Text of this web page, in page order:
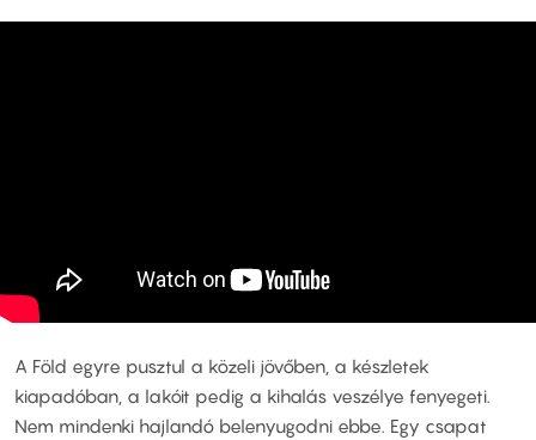
A Föld egyre pusztul a közeli jövőben, a készletek
kiapadóban, a lakóit pedig a kihalás veszélye fenyegeti.
Nem mindenki hajlandó belenyugodni ebbe. Egy csapat